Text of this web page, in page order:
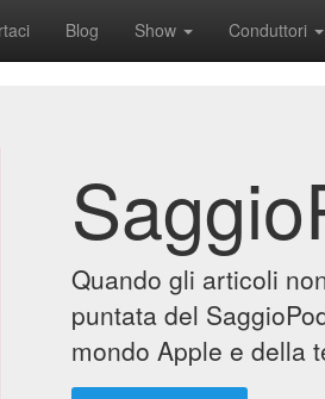
Blog Show Conduttori
Quando gli articoli
puntata del
mondo Apple e della